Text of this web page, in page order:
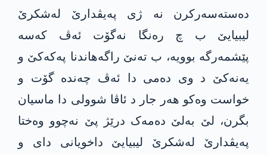
دەستەسەرکرن نە ژی پەیڤدارێ لەشکرێ
لیبیایێ ب چ رەنگا نەگۆت ئەڤ کەسە
پێشمەرگە بوویە، ب تەنێ راگەهاندنا پەکەکێ و
یەنەکێ د وی دەمی دا ئەڤ چەندە گۆت و
خواست وەکو هەر جار د ئاڤا شوولی دا ماسیان
بگرن، لێ بەلێ دەمەک درێژ پێ نەچوو وەختا
پەیڤدارێ لەشکرێ لیبیایێ داخویانی دای و